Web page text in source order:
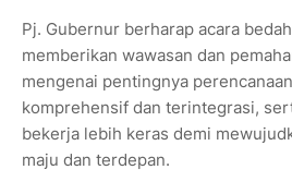
Pj. Gubernur berharap acara
memberikan wawasan dan
mengenai pentingnya
komprehensif dan terintegrasi,
bekerja lebih keras demi
maju dan terdepan.